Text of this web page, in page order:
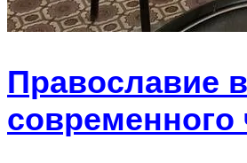
Православие
современного